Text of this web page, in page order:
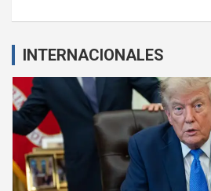
INTERNACIONALES